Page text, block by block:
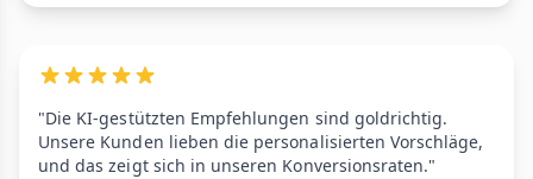
"Die KI-gestützten Empfehlungen sind goldrichtig.
Unsere Kunden lieben die personalisierten Vorschläge,
und das zeigt sich in unseren Konversionsraten."